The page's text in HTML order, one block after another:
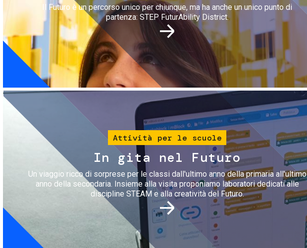
Il Futuro è un percorso unico per chiunque, ma ha anche un unico punto di
partenza: STEP FuturAbility District.
Immagine
Attività per le scuole
In gita nel Futuro
Un viaggio ricco di sorprese per le classi dall'ultimo anno della primaria all'ultimo
anno della secondaria. Insieme alla visita proponiamo laboratori dedicati alle
discipline STEAM e alla creatività del Futuro.